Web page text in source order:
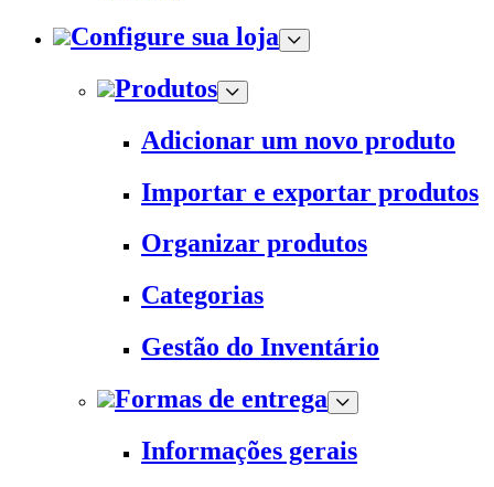
Configure sua loja
Produtos
Adicionar um novo produto
Importar e exportar produtos
Organizar produtos
Categorias
Gestão do Inventário
Formas de entrega
Informações gerais